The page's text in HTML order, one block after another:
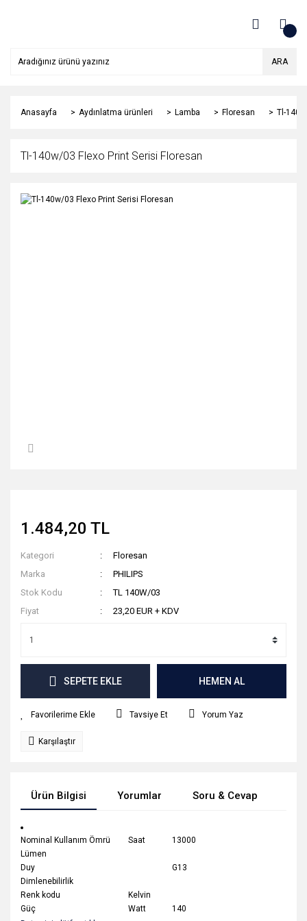
ARA
Anasayfa Aydınlatma ürünleri Lamba Floresan Tl-
Tl-140w/03 Flexo Print Serisi Floresan
1.484,20 TL
Kategori
Floresan
Marka
PHILIPS
Stok Kodu
TL 140W/03
Fiyat
23,20 EUR + KDV
SEPETE EKLE HEMEN AL
Tavsiye Et Yorum Yaz
Karşılaştır
Ürün Bilgisi Yorumlar Soru & Cevap
Nominal Kullanım Ömrü Saat
13000
Lümen
Duy
G13
Dimlenebilirlik
Renk kodu
Kelvin
Güç
Watt
140